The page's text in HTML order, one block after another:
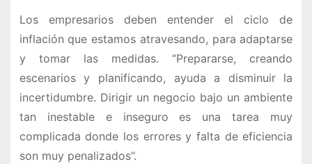
Los empresarios deben entender el ciclo de
inflación que estamos atravesando, para adaptarse
y tomar las medidas. “Prepararse, creando
escenarios y planificando, ayuda a disminuir la
incertidumbre. Dirigir un negocio bajo un ambiente
tan inestable e inseguro es una tarea muy
complicada donde los errores y falta de eficiencia
son muy penalizados”.